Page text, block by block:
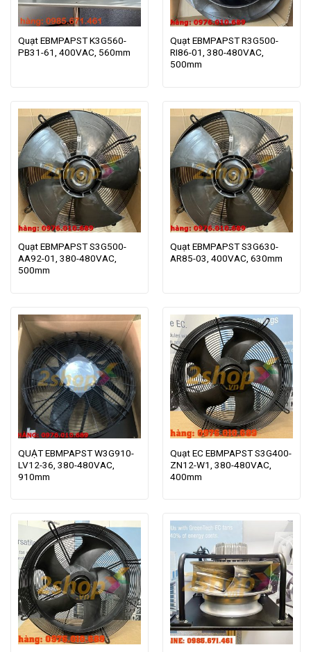
Quạt EBMPAPST K3G560-
PB31-61, 400VAC, 560mm
Quạt EBMPAPST R3G500-
RI86-01, 380-480VAC,
500mm
Quạt EBMPAPST S3G500-
AA92-01, 380-480VAC,
500mm
Quạt EBMPAPST S3G630-
AR85-03, 400VAC, 630mm
QUẠT EBMPAPST W3G910-
LV12-36, 380-480VAC,
910mm
Quạt EC EBMPAPST S3G400-
ZN12-W1, 380-480VAC,
400mm